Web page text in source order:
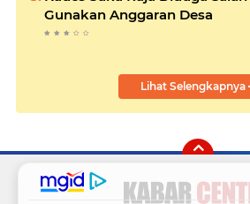
Gunakan Anggaran Desa
Lihat Selengkapnya